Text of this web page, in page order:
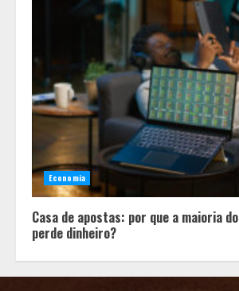
Economia
Casa de apostas: por que a maioria
perde dinheiro?